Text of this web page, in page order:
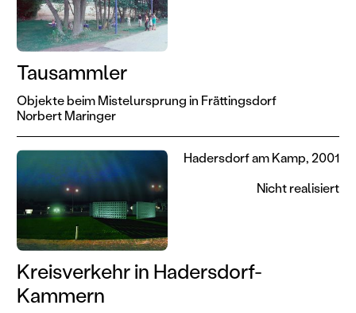
Tausammler
Objekte beim Mistelursprung in Frättingsdorf
Norbert Maringer
Kreisverkehr in Hadersdorf-
Kammern
Hadersdorf am Kamp, 2001
Nicht realisiert